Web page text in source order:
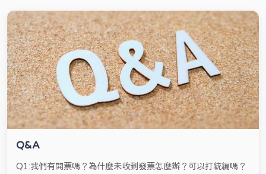
Q&A
Q1:我們有開票嗎？為什麼未收到發票怎麼辦？可以打統編嗎？